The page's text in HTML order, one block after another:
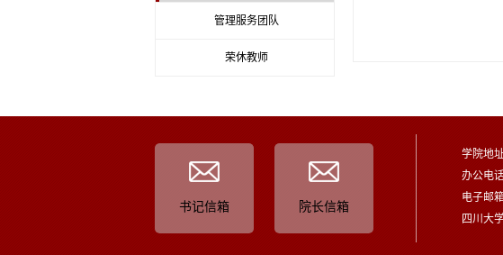
管理服务团队
荣休教师
书记信箱 院长信箱
学院地
办公电
电子邮
四川大